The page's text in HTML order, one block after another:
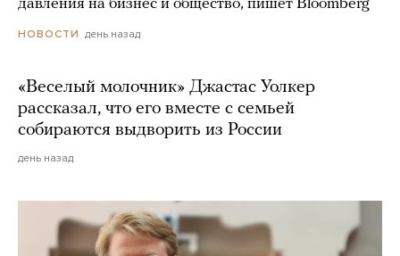
давления на бизнес и общество, пишет Bloomberg
НОВОСТИ день назад
«Веселый молочник» Джастас Уолкер
рассказал, что его вместе с семьей
собираются выдворить из России
день назад